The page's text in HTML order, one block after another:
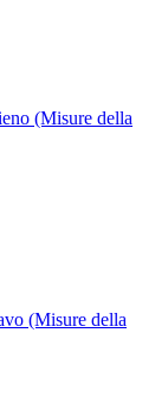
(Misure della
(Misure della